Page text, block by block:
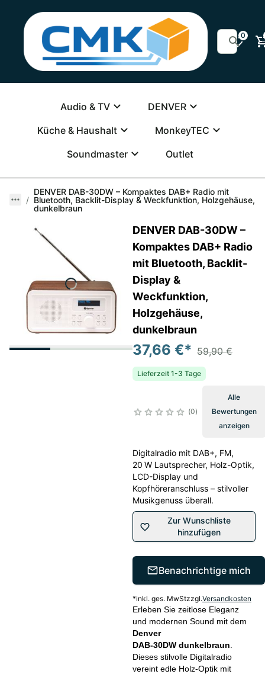
0
Audio & TV
DENVER
Küche & Haushalt
MonkeyTEC
Soundmaster
Outlet
DENVER DAB-30DW – Kompaktes DAB+ Radio mit
Bluetooth, Backlit-Display & Weckfunktion, Holzgehäuse,
dunkelbraun
DENVER DAB-30DW –
Kompaktes DAB+ Radio
mit Bluetooth, Backlit-
Display &
Weckfunktion,
Holzgehäuse,
dunkelbraun
37,66 €* 59,90 €
Lieferzeit 1-3 Tage
0
Alle
Bewertungen
anzeigen
Digitalradio mit DAB+, FM,
20 W Lautsprecher, Holz-Optik,
LCD-Display und
Kopfhöreranschluss – stilvoller
Musikgenuss überall.
Zur Wunschliste
hinzufügen
Benachrichtige mich
*inkl. ges. MwStzzgl.Versandkosten
Erleben Sie zeitlose Eleganz
und modernen Sound mit dem
Denver
DAB‑30DW dunkelbraun
Dieses stilvolle Digitalradio
vereint edle Holz‑Optik mit